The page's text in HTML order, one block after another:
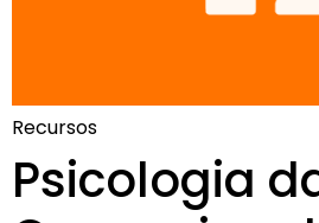
Recursos
Psicologia